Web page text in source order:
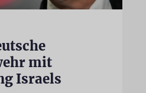
mit
Israels